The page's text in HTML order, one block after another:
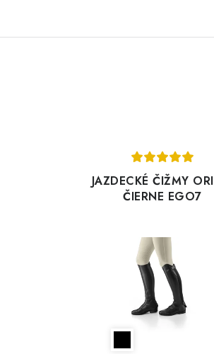
JAZDECKÉ ČIŽMY
ČIERNE EGO7